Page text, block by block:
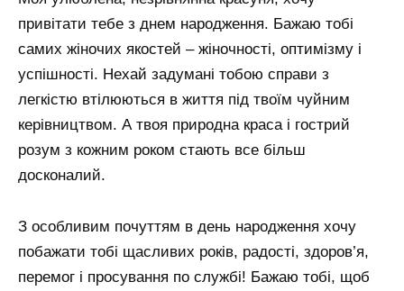
привітати тебе з днем ​​народження. Бажаю тобі
самих жіночих якостей – жіночності, оптимізму і
успішності. Нехай задумані тобою справи з
легкістю втілюються в життя під твоїм чуйним
керівництвом. А твоя природна краса і гострий
розум з кожним роком стають все більш
досконалий.
З особливим почуттям в день народження хочу
побажати тобі щасливих років, радості, здоров’я,
перемог і просування по службі! Бажаю тобі, щоб